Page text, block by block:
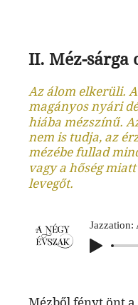
II. Méz-sárga
Az álom elkerüli. A
magányos nyári
hiába mézszínű.
nem is tudja, az
mézébe fullad
vagy a hőség
levegőt.
Mézből fényt önt a